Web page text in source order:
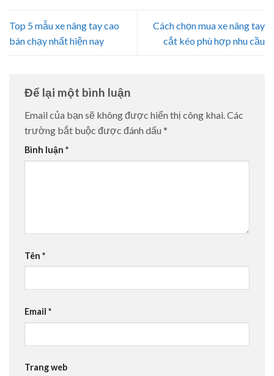
Top 5 mẫu xe nâng tay cao
bán chạy nhất hiện nay
Cách chọn mua xe nâng tay
cắt kéo phù hợp nhu cầu
Để lại một bình luận
Email của bạn sẽ không được hiển thị công khai.Các
trường bắt buộc được đánh dấu *
Bình luận *
Tên *
Email *
Trang web